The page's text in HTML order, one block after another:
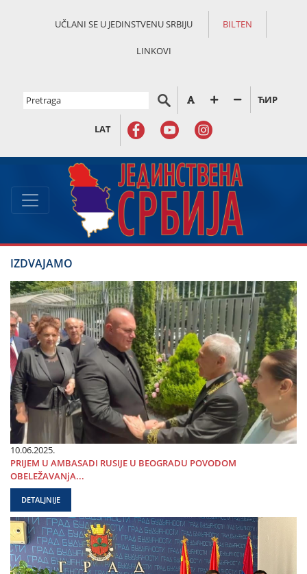
UČLANI SE U JEDINSTVENU SRBIJU BILTEN
LINKOVI
ЋИР
LAT
IZDVAJAMO
10.06.2025.
PRIЈEM U AMBASADI RUSIЈE U BEOGRADU POVODOM
OBELEŽAVANjA...
DETALJNIJE